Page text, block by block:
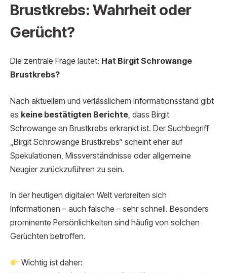
Brustkrebs: Wahrheit oder
Gerücht?
Die zentrale Frage lautet: Hat Birgit Schrowange
Brustkrebs?
Nach aktuellem und verlässlichem Informationsstand gibt
es keine bestätigten Berichte, dass Birgit
Schrowange an Brustkrebs erkrankt ist. Der Suchbegriff
„Birgit Schrowange Brustkrebs“ scheint eher auf
Spekulationen, Missverständnisse oder allgemeine
Neugier zurückzuführen zu sein.
In der heutigen digitalen Welt verbreiten sich
Informationen – auch falsche – sehr schnell. Besonders
prominente Persönlichkeiten sind häufig von solchen
Gerüchten betroffen.
Wichtig ist daher: